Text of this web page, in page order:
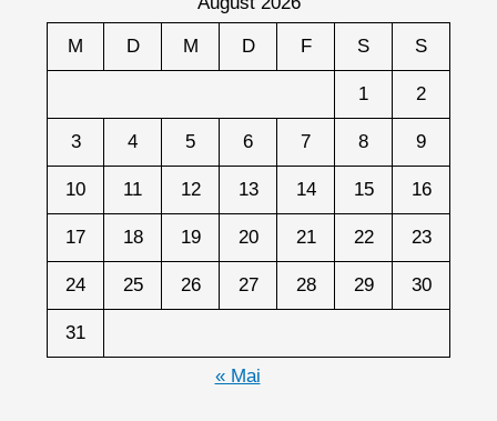
M D M D F S S
1 2
3 4 5 6 7 8 9
10 11 12 13 14 15 16
17 18 19 20 21 22 23
24 25 26 27 28 29 30
31
« Mai